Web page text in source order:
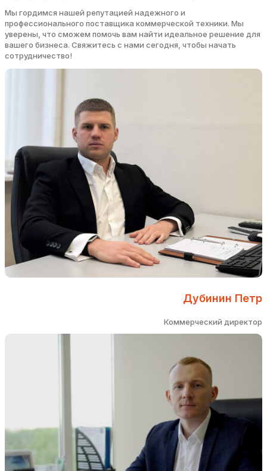
Мы гордимся нашей репутацией надежного и
профессионального поставщика коммерческой техники. Мы
уверены, что сможем помочь вам найти идеальное решение для
вашего бизнеса. Свяжитесь с нами сегодня, чтобы начать
сотрудничество!
Дубинин Петр
Коммерческий директор